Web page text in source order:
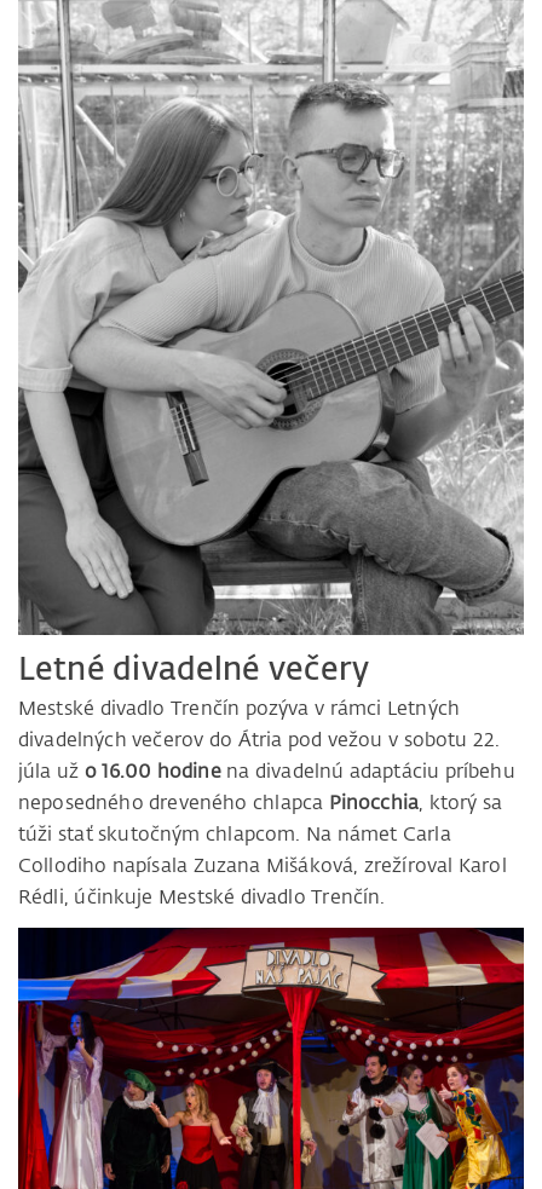
Letné divadelné večery
Mestské divadlo Trenčín pozýva v rámci Letných
divadelných večerov do Átria pod vežou v sobotu 22.
júla už o 16.00 hodinena divadelnú adaptáciu príbehu
neposedného dreveného chlapca Pinocchia, ktorý sa
túži stať skutočným chlapcom. Na námet Carla
Collodiho napísala Zuzana Mišáková, zrežíroval Karol
Rédli, účinkuje Mestské divadlo Trenčín.